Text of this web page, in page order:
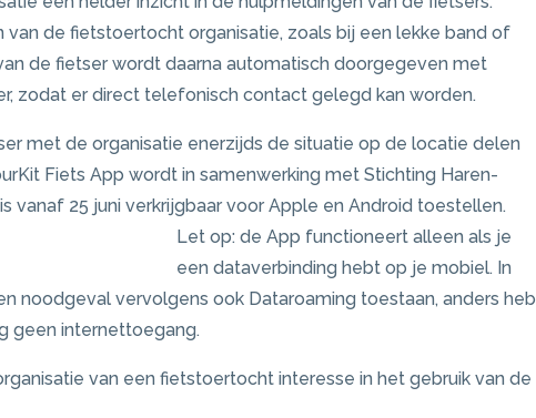
van de fietstoertocht organisatie, zoals bij een lekke band of
de fietser wordt daarna automatisch doorgegeven met
zodat er direct telefonisch contact gelegd kan worden.
met de organisatie enerzijds de situatie op de locatie delen
Fiets App wordt in samenwerking met Stichting Haren-
vanaf 25 juni verkrijgbaar voor Apple en Android toestellen.
Let op: de App functioneert alleen als je
een dataverbinding hebt op je mobiel. In
noodgeval vervolgens ook Dataroaming toestaan, anders heb
geen internettoegang.
van een fietstoertocht interesse in het gebruik van de